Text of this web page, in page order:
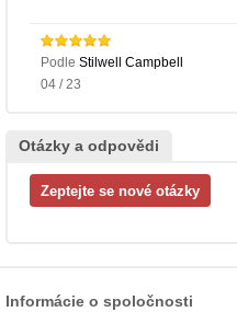
Podle Stilwell Campbell
04 / 23
Otázky a odpovědi
Informácie o spoločnosti